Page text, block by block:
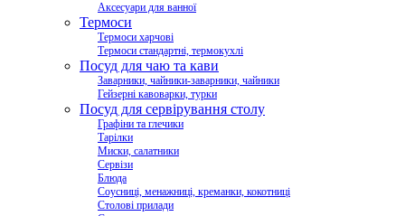
Аксесуари для ванної
Термоси
Термоси харчові
Термоси стандартні, термокухлі
Посуд для чаю та кави
Заварники, чайники-заварники, чайники
Гейзерні кавоварки, турки
Посуд для сервірування столу
Графіни та глечики
Тарілки
Миски, салатники
Сервізи
Блюда
Соусниці, менажниці, креманки, кокотниці
Столові прилади